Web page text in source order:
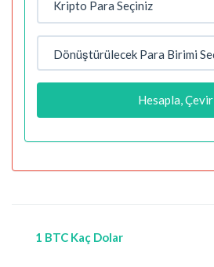
Hesapla, Çevir
1 BTC Kaç Dolar